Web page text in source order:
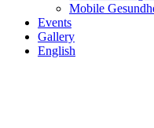
Mobile
Events
Gallery
English